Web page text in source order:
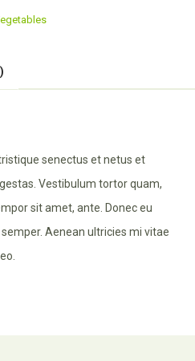
senectus et netus et
Vestibulum tortor quam,
sit amet, ante. Donec eu
Aenean ultricies mi vitae